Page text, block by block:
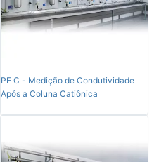
PE C - Medição de Condutividade
Após a Coluna Catiônica